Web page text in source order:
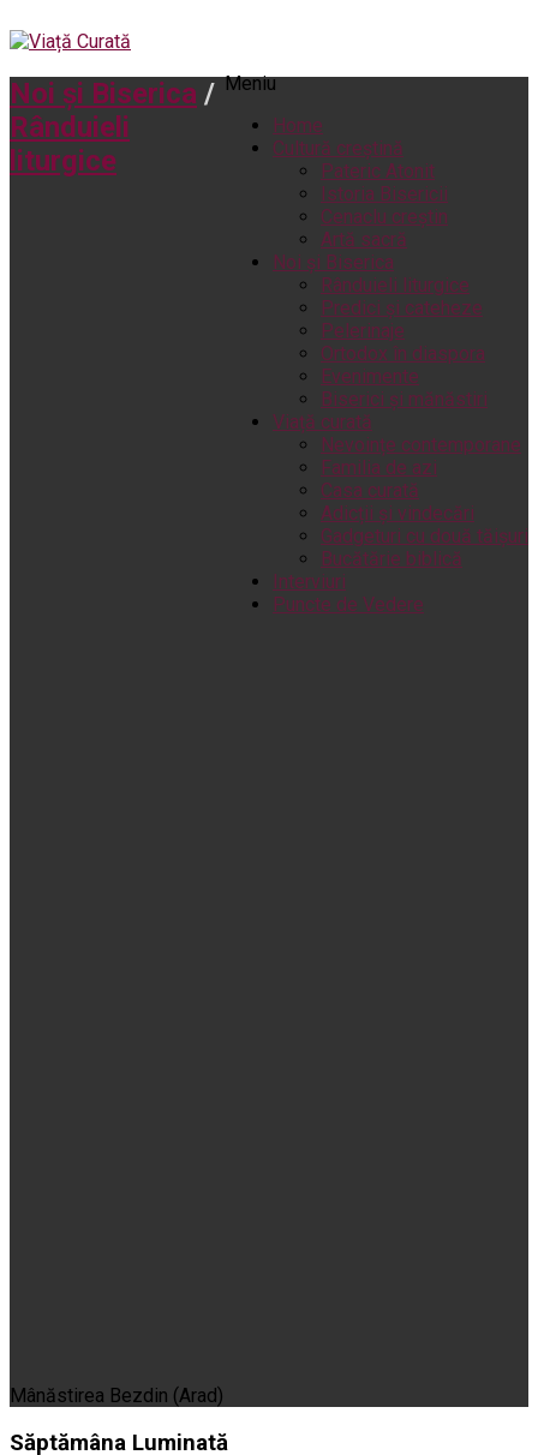
Meniu
Home
Cultură creștină
Pateric Atonit
Istoria Bisericii
Cenaclu creștin
Artă sacră
Noi și Biserica
Rânduieli liturgice
Predici și cateheze
Pelerinaje
Ortodox în diaspora
Evenimente
Biserici și mănăstiri
Viață curată
Nevoințe contemporane
Familia de azi
Casa curată
Adicții și vindecări
Gadgeturi cu două tăișuri
Bucătărie biblică
Interviuri
Puncte de Vedere
Noi și Biserica /
Rânduieli
liturgice
Mânăstirea Bezdin (Arad)
Săptămâna Luminată